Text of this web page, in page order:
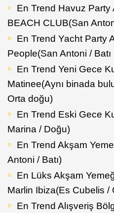
En Trend Havuz Party
BEACH CLUB(San
En Trend Yacht Party
People(San Antoni /
En Trend Yeni Gece
Matinee(Aynı binada
Orta doğu)
En Trend Eski Gece
Marina / Doğu)
En Trend Akşam
Antoni / Batı)
En Lüks Akşam
Marlin Ibiza(Es Cubelis /
En Trend Alışveriş